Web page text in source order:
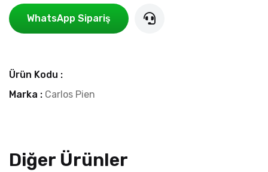
WhatsApp Sipariş
Ürün Kodu :
Marka : Carlos Pien
Diğer Ürünler